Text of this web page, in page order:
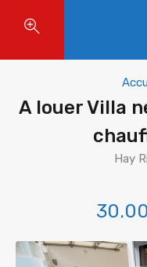
A louer Villa
Hay